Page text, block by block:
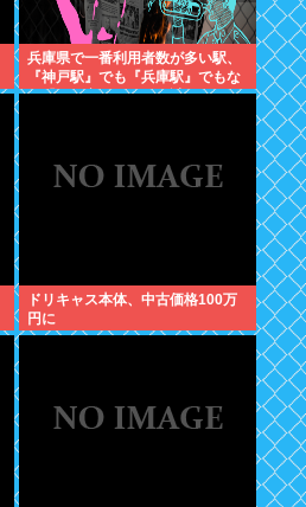
兵庫県で一番利用者数が多い駅、
『神戸駅』でも『兵庫駅』でもな
く『三ノ宮駅』という謎の駅であ
ドリキャス本体、中古価格100万
円に